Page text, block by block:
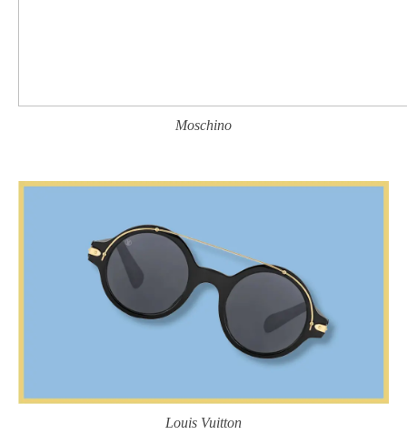
Moschino
Louis Vuitton